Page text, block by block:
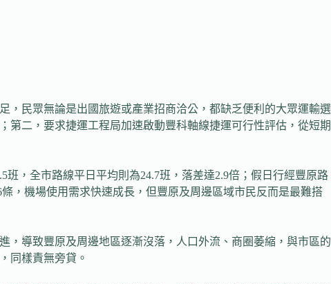
，民眾無論是出國旅遊或產業招商洽公，都缺乏便利的大眾運輸選
二，要求捷運工程局加速啟動豐科軸線捷運可行性評估，從短期
，全市路線平日平均則為24.7班，落差達2.9倍；假日行經豐原路
，機場使用需求快速成長，但豐原及周邊區域市民反而是最難搭
，導致豐原及周邊地區逐漸沒落，人口外流、商圈萎縮，與市區的
同樣責無旁貸。